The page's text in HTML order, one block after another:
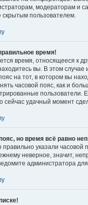
модераторам и
скрытым пользователем.
время!
время, относящееся к
вы. В этом
на тот, в котором вы
часовой пояс, как и
пользователи.
сейчас удачный момент
но время всё равно
правильно указали часовой
неверное, значит,
администратора